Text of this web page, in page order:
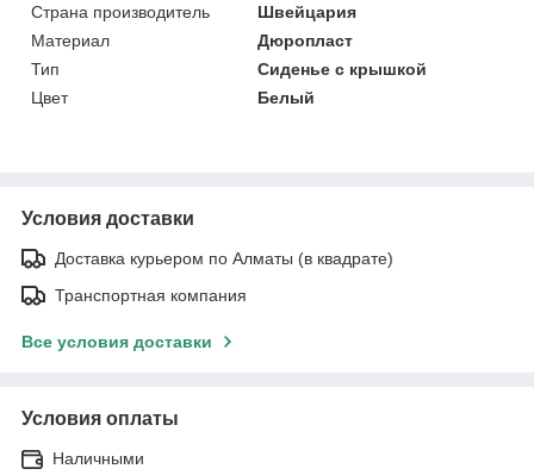
Страна производитель
Швейцария
Материал
Дюропласт
Тип
Сиденье с крышкой
Цвет
Белый
Условия доставки
Доставка курьером по Алматы (в квадрате)
Транспортная компания
Все условия доставки
Условия оплаты
Наличными